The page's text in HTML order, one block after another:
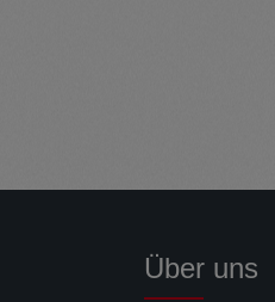
Über uns